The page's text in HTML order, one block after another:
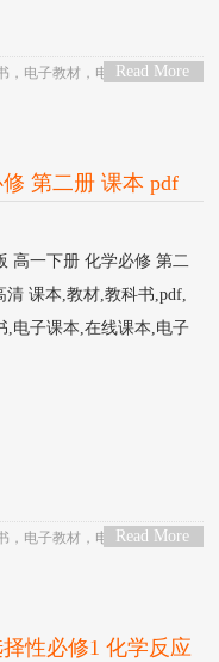
Read More
， 电子教材 ， 电子版， 电子
第二册 课本 pdf
高一下册 化学必修 第二
清 课本,教材,教科书,pdf,
,电子课本,在线课本,电子
Read More
， 电子教材 ， 电子版， 电子
性必修1 化学反应